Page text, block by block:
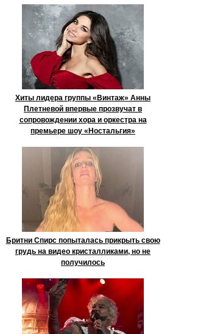
Хиты лидера группы «Винтаж» Анны
Плетневой впервые прозвучат в
сопровождении хора и оркестра на
премьере шоу «Ностальгия»
Бритни Спирс попыталась прикрыть свою
грудь на видео кристалликами, но не
получилось